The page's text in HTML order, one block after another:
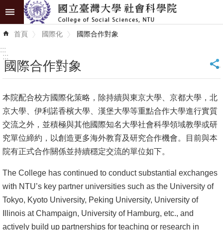
跳到主要內容區塊
進
階
識
學
院
學
術
單
位
研
首頁 國際化 國際合作對象
:::
:::
國際合作對象 _
本院配合校方國際化策略，除持續與東京大學、京都大學，北
京大學、伊利諾香檳大學、漢堡大學等重點合作大學進行實質
交流之外，並積極與其他國際知名大學社會科學領域教學或研
究單位締約，以創造更多海外教育及研究合作機會。目前與本
院有正式合作關係並持續穩定交流的單位如下。
The College has continued to conduct substantial exchanges
with NTU’s key partner universities such as the University of
Tokyo, Kyoto University, Peking University, University of
Illinois at Champaign, University of Hamburg, etc., and
actively build up partnerships for teaching or research in